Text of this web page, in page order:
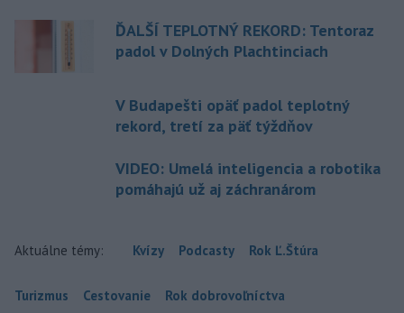
ĎALŠÍ TEPLOTNÝ REKORD: Tentoraz
padol v Dolných Plachtinciach
V Budapešti opäť padol teplotný
rekord, tretí za päť týždňov
VIDEO: Umelá inteligencia a robotika
pomáhajú už aj záchranárom
Aktuálne témy: Kvízy Podcasty Rok Ľ.Štúra
Turizmus Cestovanie Rok dobrovoľníctva